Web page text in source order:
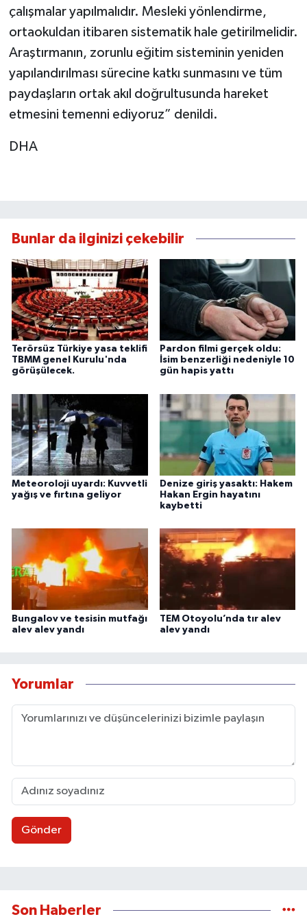
çalışmalar yapılmalıdır. Mesleki yönlendirme,
ortaokuldan itibaren sistematik hale getirilmelidir.
Araştırmanın, zorunlu eğitim sisteminin yeniden
yapılandırılması sürecine katkı sunmasını ve tüm
paydaşların ortak akıl doğrultusunda hareket
etmesini temenni ediyoruz” denildi.
DHA
Bunlar da ilginizi çekebilir
Terörsüz Türkiye yasa teklifi
TBMM genel Kurulu'nda
görüşülecek.
Pardon filmi gerçek oldu:
İsim benzerliği nedeniyle 10
gün hapis yattı
Meteoroloji uyardı: Kuvvetli
yağış ve fırtına geliyor
Denize giriş yasaktı: Hakem
Hakan Ergin hayatını
kaybetti
Bungalov ve tesisin mutfağı
alev alev yandı
TEM Otoyolu’nda tır alev
alev yandı
Yorumlar
Gönder
Son Haberler